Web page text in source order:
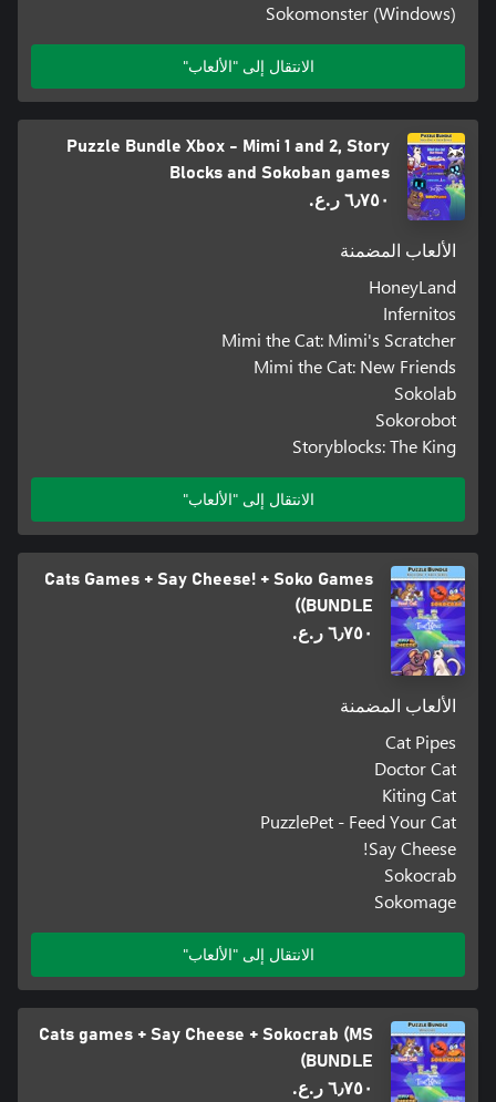
Sokomonster (Windows)
الانتقال إلى "الألعاب"
Puzzle Bundle Xbox - Mimi 1 and 2, Story
Blocks and Sokoban games
٦٫٧٥٠ ر.ع.‏
الألعاب المضمنة
HoneyLand
Infernitos
Mimi the Cat: Mimi's Scratcher
Mimi the Cat: New Friends
Sokolab
Sokorobot
Storyblocks: The King
الانتقال إلى "الألعاب"
Cats Games + Say Cheese! + Soko Games
(BUNDLE)
٦٫٧٥٠ ر.ع.‏
الألعاب المضمنة
Cat Pipes
Doctor Cat
Kiting Cat
PuzzlePet - Feed Your Cat
Say Cheese!
Sokocrab
Sokomage
الانتقال إلى "الألعاب"
Cats games + Say Cheese + Sokocrab (MS
BUNDLE)
٦٫٧٥٠ ر.ع.‏